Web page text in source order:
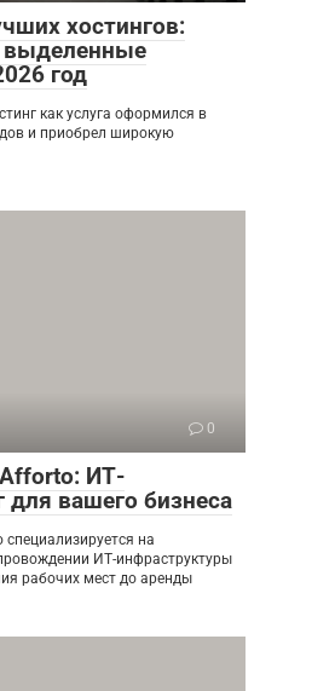
хостингов:
выделенные
год
как услуга оформился в
и приобрел широкую
0
ИТ-
для вашего бизнеса
на
ИТ-инфраструктуры
рабочих мест до аренды